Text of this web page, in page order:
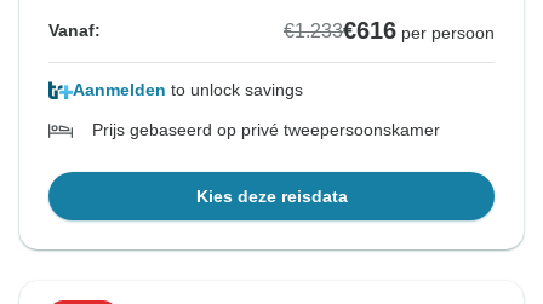
Vanaf: €1.233€616 per persoon
Aanmelden to unlock savings
Prijs gebaseerd op privé tweepersoonskamer
Kies deze reisdata